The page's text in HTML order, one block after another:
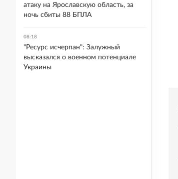
атаку на Ярославскую область, за
ночь сбиты 88 БПЛА
08:18
"Ресурс исчерпан": Залужный
высказался о военном потенциале
Украины